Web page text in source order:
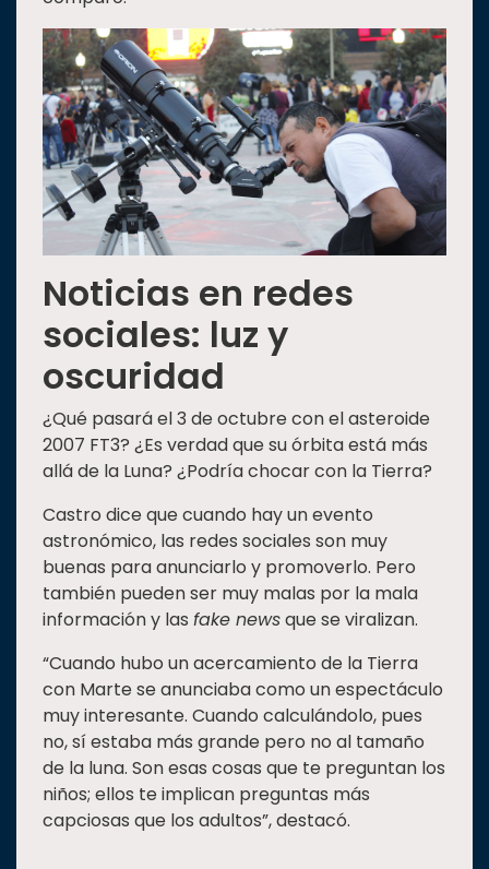
Noticias en redes
sociales: luz y
oscuridad
¿Qué pasará el 3 de octubre con el asteroide
2007 FT3? ¿Es verdad que su órbita está más
allá de la Luna? ¿Podría chocar con la Tierra?
Castro dice que cuando hay un evento
astronómico, las redes sociales son muy
buenas para anunciarlo y promoverlo. Pero
también pueden ser muy malas por la mala
información y las fake newsque se viralizan.
“Cuando hubo un acercamiento de la Tierra
con Marte se anunciaba como un espectáculo
muy interesante. Cuando calculándolo, pues
no, sí estaba más grande pero no al tamaño
de la luna. Son esas cosas que te preguntan los
niños; ellos te implican preguntas más
capciosas que los adultos”, destacó.